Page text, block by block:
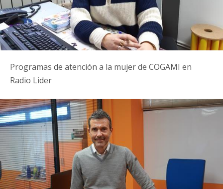
Programas de atención a la mujer de COGAMI en
Radio Lider